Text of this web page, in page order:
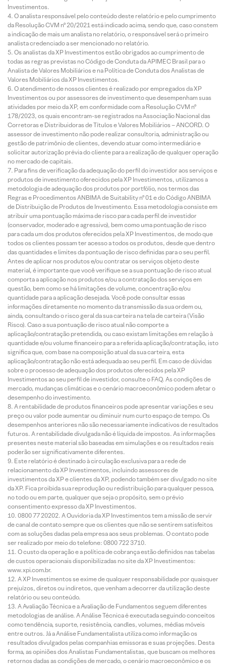
Investimentos.
O analista responsável pelo conteúdo deste relatório e pelo cumprimento
da Resolução CVM nº 20/2021 está indicado acima, sendo que, caso constem
a indicação de mais um analista no relatório, o responsável será o primeiro
analista credenciado a ser mencionado no relatório.
Os analistas da XP Investimentos estão obrigados ao cumprimento de
todas as regras previstas no Código de Conduta da APIMEC Brasil para o
Analista de Valores Mobiliários e na Política de Conduta dos Analistas de
Valores Mobiliários da XP Investimentos.
O atendimento de nossos clientes é realizado por empregados da XP
Investimentos ou por assessores de investimento que desempenham suas
atividades por meio da XP, em conformidade com a Resolução CVM nº
178/2023, os quais encontram-se registrados na Associação Nacional das
Corretoras e Distribuidoras de Títulos e Valores Mobiliários – ANCORD. O
assessor de investimento não pode realizar consultoria, administração ou
gestão de patrimônio de clientes, devendo atuar como intermediário e
solicitar autorização prévia do cliente para a realização de qualquer operação
no mercado de capitais.
Para fins de verificação da adequação do perfil do investidor aos serviços e
produtos de investimento oferecidos pela XP Investimentos, utilizamos a
metodologia de adequação dos produtos por portfólio, nos termos das
Regras e Procedimentos ANBIMA de Suitability nº 01 e do Código ANBIMA
de Distribuição de Produtos de Investimento. Essa metodologia consiste em
atribuir uma pontuação máxima de risco para cada perfil de investidor
(conservador, moderado e agressivo), bem como uma pontuação de risco
para cada um dos produtos oferecidos pela XP Investimentos, de modo que
todos os clientes possam ter acesso a todos os produtos, desde que dentro
das quantidades e limites da pontuação de risco definidas para o seu perfil.
Antes de aplicar nos produtos e/ou contratar os serviços objeto deste
material, é importante que você verifique se a sua pontuação de risco atual
comporta a aplicação nos produtos e/ou a contratação dos serviços em
questão, bem como se há limitações de volume, concentração e/ou
quantidade para a aplicação desejada. Você pode consultar essas
informações diretamente no momento da transmissão da sua ordem ou,
ainda, consultando o risco geral da sua carteira na tela de carteira (Visão
Risco). Caso a sua pontuação de risco atual não comporte a
aplicação/contratação pretendida, ou caso existam limitações em relação à
quantidade e/ou volume financeiro para a referida aplicação/contratação, isto
significa que, com base na composição atual da sua carteira, esta
aplicação/contratação não está adequada ao seu perfil. Em caso de dúvidas
sobre o processo de adequação dos produtos oferecidos pela XP
Investimentos ao seu perfil de investidor, consulte o FAQ. As condições de
mercado, mudanças climáticas e o cenário macroeconômico podem afetar o
desempenho do investimento.
A rentabilidade de produtos financeiros pode apresentar variações e seu
preço ou valor pode aumentar ou diminuir num curto espaço de tempo. Os
desempenhos anteriores não são necessariamente indicativos de resultados
futuros. A rentabilidade divulgada não é líquida de impostos. As informações
presentes neste material são baseadas em simulações e os resultados reais
poderão ser significativamente diferentes.
Este relatório é destinado à circulação exclusiva para a rede de
relacionamento da XP Investimentos, incluindo assessores de
investimentos da XP e clientes da XP, podendo também ser divulgado no site
da XP. Fica proibida sua reprodução ou redistribuição para qualquer pessoa,
no todo ou em parte, qualquer que seja o propósito, sem o prévio
consentimento expresso da XP Investimentos.
0800 77 20202. A Ouvidoria da XP Investimentos tem a missão de servir
de canal de contato sempre que os clientes que não se sentirem satisfeitos
com as soluções dadas pela empresa aos seus problemas. O contato pode
ser realizado por meio do telefone: 0800 722 3710.
O custo da operação e a política de cobrança estão definidos nas tabelas
de custos operacionais disponibilizadas no site da XP Investimentos:
www.xpi.com.br.
A XP Investimentos se exime de qualquer responsabilidade por quaisquer
prejuízos, diretos ou indiretos, que venham a decorrer da utilização deste
relatório ou seu conteúdo.
A Avaliação Técnica e a Avaliação de Fundamentos seguem diferentes
metodologias de análise. A Análise Técnica é executada seguindo conceitos
como tendência, suporte, resistência, candles, volumes, médias móveis
entre outros. Já a Análise Fundamentalista utiliza como informação os
resultados divulgados pelas companhias emissoras e suas projeções. Desta
forma, as opiniões dos Analistas Fundamentalistas, que buscam os melhores
retornos dadas as condições de mercado, o cenário macroeconômico e os